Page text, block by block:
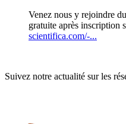
Venez nous y rejoindre
gratuite après inscription
scientifica.com/-...
Suivez notre actualité sur les